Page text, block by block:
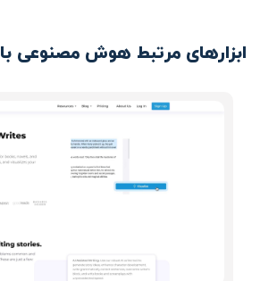
ابزارهای مرتبط هوش مصنوعی با Copymate